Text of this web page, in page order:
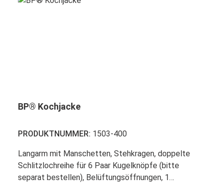
BP® Kochjacke
PRODUKTNUMMER: 1503-400
Langarm mit Manschetten, Stehkragen, doppelte
Schlitzlochreihe für 6 Paar Kugelknöpfe (bitte
separat bestellen), Belüftungsöffnungen, 1